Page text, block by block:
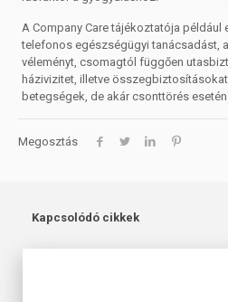
A Company Care tájékoztatója
telefonos egészségügyi tanácsadást,
véleményt, csomagtól függően
házivizitet, illetve
betegségek, de akár csonttörés
Megosztás
Kapcsolódó cikkek